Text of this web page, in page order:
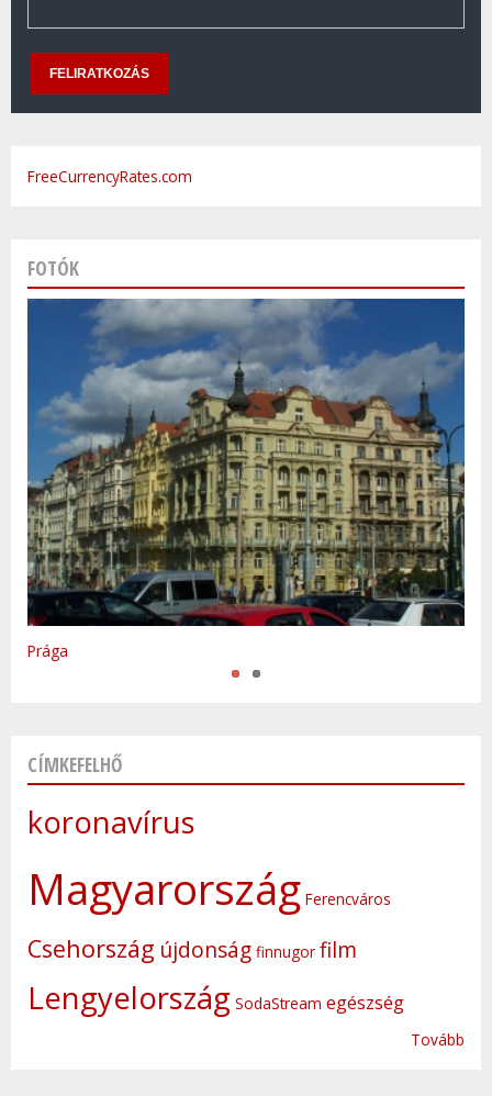
FreeCurrencyRates.com
FOTÓK
Prága
Varsó
CÍMKEFELHŐ
koronavírus
Magyarország Ferencváros
Csehország újdonság finnugor film
Lengyelország SodaStream egészség
Tovább